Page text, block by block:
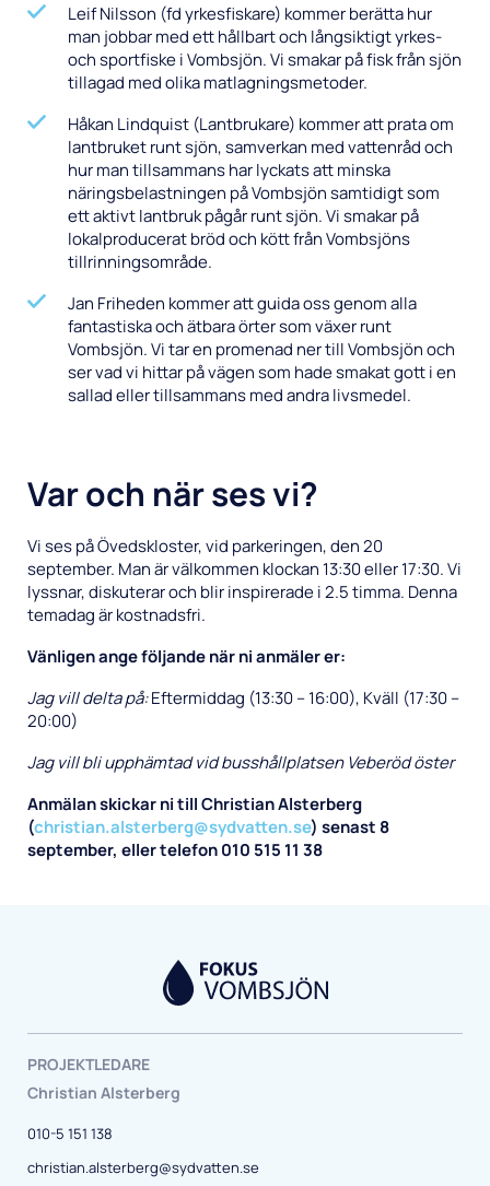
Leif Nilsson (fd yrkesfiskare) kommer berätta hur
man jobbar med ett hållbart och långsiktigt yrkes-
och sportfiske i Vombsjön. Vi smakar på fisk från sjön
tillagad med olika matlagningsmetoder.
Håkan Lindquist (Lantbrukare) kommer att prata om
lantbruket runt sjön, samverkan med vattenråd och
hur man tillsammans har lyckats att minska
näringsbelastningen på Vombsjön samtidigt som
ett aktivt lantbruk pågår runt sjön. Vi smakar på
lokalproducerat bröd och kött från Vombsjöns
tillrinningsområde.
Jan Friheden kommer att guida oss genom alla
fantastiska och ätbara örter som växer runt
Vombsjön. Vi tar en promenad ner till Vombsjön och
ser vad vi hittar på vägen som hade smakat gott i en
sallad eller tillsammans med andra livsmedel.
Var och när ses vi?
Vi ses på Övedskloster, vid parkeringen, den 20
september. Man är välkommen klockan 13:30 eller 17:30. Vi
lyssnar, diskuterar och blir inspirerade i 2.5 timma. Denna
temadag är kostnadsfri.
Vänligen ange följande när ni anmäler er:
Jag vill delta på:Eftermiddag (13:30 – 16:00), Kväll (17:30 –
20:00)
Jag vill bli upphämtad vid busshållplatsen Veberöd öster
Anmälan skickar ni till Christian Alsterberg
(christian.alsterberg@sydvatten.se) senast 8
september, eller telefon 010 515 11 38
PROJEKTLEDARE
Christian Alsterberg
010-5 151 138
christian.alsterberg@sydvatten.se